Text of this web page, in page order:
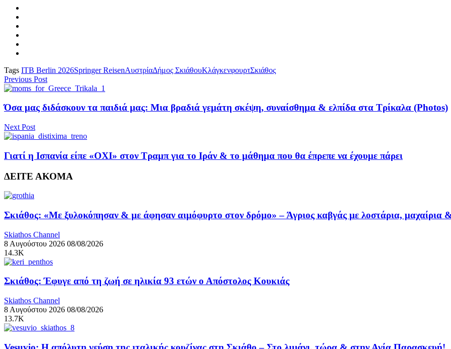
Tags ITB Berlin 2026Springer ReisenΑυστρίαΔήμος ΣκιάθουΚλάγκενφουρτΣκιάθος
Previous Post
Όσα μας διδάσκουν τα παιδιά μας: Μια βραδιά γεμάτη σκέψη, συναίσθημα & ελπίδα στα Τρίκαλα (Photos)
Next Post
Γιατί η Ισπανία είπε «ΟΧΙ» στον Τραμπ για το Ιράν & το μάθημα που θα έπρεπε να έχουμε πάρει
ΔΕΙΤΕ ΑΚΟΜΑ
Σκιάθος: «Με ξυλοκόπησαν & με άφησαν αιμόφυρτο στον δρόμο» – Άγριος καβγάς με λοστάρια, μαχαίρια
Skiathos Channel
8 Αυγούστου 2026 08/08/2026
14.3K
Σκιάθος: Έφυγε από τη ζωή σε ηλικία 93 ετών ο Απόστολος Κουκιάς
Skiathos Channel
8 Αυγούστου 2026 08/08/2026
13.7K